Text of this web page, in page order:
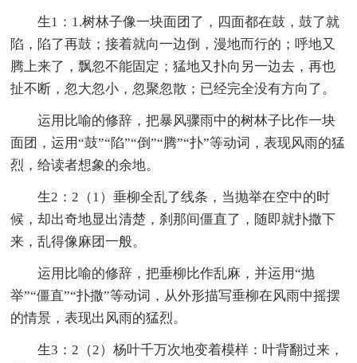
生1：1.树林子像一块面团了，四面都在鼓，鼓了就
陷，陷了再鼓；接着就向一边倒，漫地而行的；呼地又
腾上来了，飘忽不能固定；猛地又扑向另一边去，再也
扯不断，忽大忽小，忽聚忽散；已经完全没有方向了。
运用比喻的修辞，把暴风骤雨中的树林子比作一块
面团，运用“鼓”“陷”“倒”“腾”“扑”等动词，表现风雨的猛
烈，给读者想象的余地。
生2：2（1）垂柳全乱了线条，当抛举在空中的时
候，却出奇地显出清楚，刹那间僵直了，随即就扑撒下
来，乱得像麻团一般。
运用比喻的修辞，把垂柳比作乱麻，并运用“抛
举”“僵直”“扑撒”等动词，从外形描写垂柳在风雨中摇摆
的情景，表现出风雨的猛烈。
生3：2（2）杨叶千万次地变着模样：叶背翻过来，